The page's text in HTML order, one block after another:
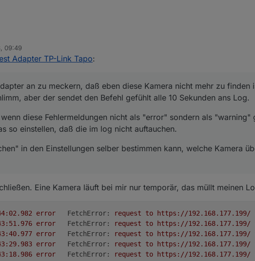
einige Kameras von Tapo. eine von denen ist im Wohnzimmer, die an einer
ist - halt wegen Datenschutz, Privatsphäre, besseres Gefühl und so weiter. Die
der Tapo-Adapter an zu meckern, daß eben diese Kamera nicht mehr zu finden ist.
nicht so schlimm, aber der sendet den Befehl gefühlt alle 10 Sekunden ans Log.
mit "Häkchen" in den Einstellungen selber bestimmen kann, welche Kamera
09:49
Adapter TP-Link Tapo:
an zu meckern, daß eben diese Kamera nicht mehr zu finden
aber der sendet den Befehl gefühlt alle 10 Sekunden ans Log.
diese Fehlermeldungen nicht als "error" sondern als "warning"
so einstellen, daß die im log nicht auftauchen.
in den Einstellungen selber bestimmen kann, welche Kamera
Eine Kamera läuft bei mir nur temporär, das müllt meinen
error FetchError: request to https://192.168.177.199/
error FetchError: request to https://192.168.177.199/
error FetchError: request to https://192.168.177.199/
error FetchError: request to https://192.168.177.199/
error FetchError: request to https://192.168.177.199/